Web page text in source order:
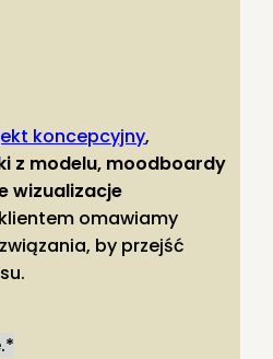
koncepcyjny,
z modelu, moodboardy
wizualizacje
omawiamy
by przejść